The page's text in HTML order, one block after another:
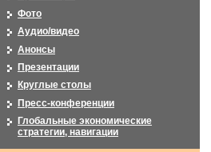
Фото
Аудио/видео
Анонсы
Презентации
Круглые столы
Пресс-конференции
Глобальные экономические
стратегии, навигации